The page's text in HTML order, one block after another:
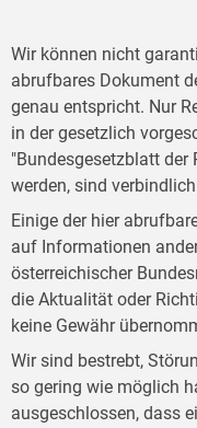
Wir können nicht
abrufbares Dokument
genau entspricht. Nur
in der gesetzlich
"Bundesgesetzblatt der
werden, sind
Einige der hier
auf Informationen
österreichischer
die Aktualität oder
keine Gewähr
Wir sind bestrebt,
so gering wie möglich
ausgeschlossen, dass